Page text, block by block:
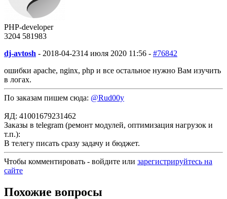
PHP-developer
3204 581983
dj-avtosh - 2018-04-2314 июля 2020 11:56 - #76842
ошибки apache, nginx, php и все остальное нужно Вам изучить
в логах.
По заказам пишем сюда: @Rud00y
ЯД: 41001679231462
Заказы в telegram (ремонт модулей, оптимизация нагрузок и
т.п.):
В телегу писать сразу задачу и бюджет.
Чтобы комментировать - войдите или зарегистрируйтесь на
сайте
Похожие вопросы